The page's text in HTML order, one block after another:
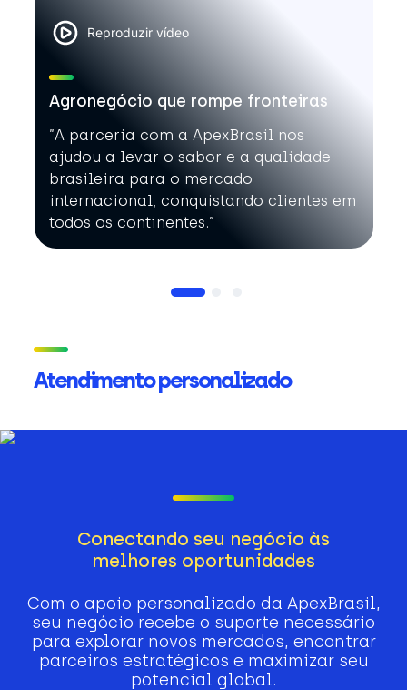
Reproduzir vídeo
Agronegócio que rompe fronteiras
”A parceria com a ApexBrasil nos
ajudou a levar o sabor e a qualidade
brasileira para o mercado
internacional, conquistando clientes em
todos os continentes.”
Atendimento personalizado
Conectando seu negócio às
melhores oportunidades
Com o apoio personalizado da ApexBrasil,
seu negócio recebe o suporte necessário
para explorar novos mercados, encontrar
parceiros estratégicos e maximizar seu
potencial global.